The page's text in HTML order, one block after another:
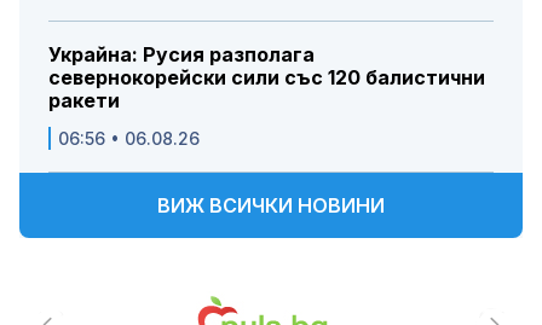
Украйна: Русия разполага
севернокорейски сили със 120 балистични
ракети
06:56 • 06.08.26
ВИЖ ВСИЧКИ НОВИНИ